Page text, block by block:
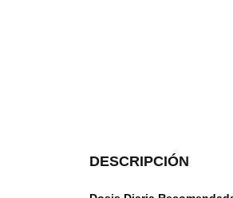
DESCRIPCIÓN